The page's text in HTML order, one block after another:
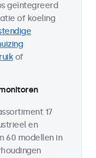
geïntegreerd
of koeling
of
17
en
60 modellen in